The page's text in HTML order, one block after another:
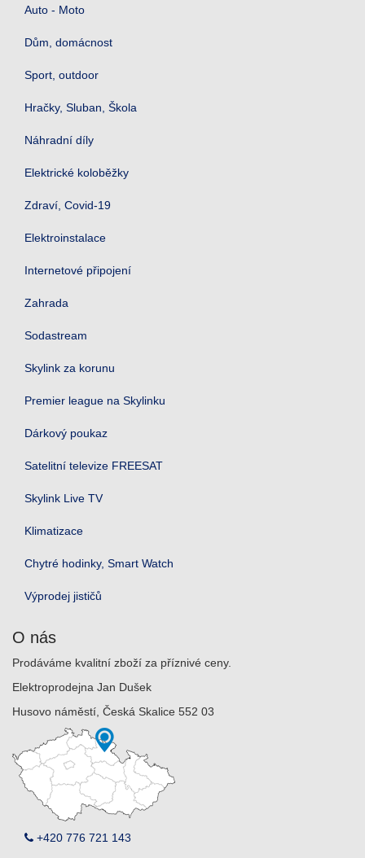
Auto - Moto
Dům, domácnost
Sport, outdoor
Hračky, Sluban, Škola
Náhradní díly
Elektrické koloběžky
Zdraví, Covid-19
Elektroinstalace
Internetové připojení
Zahrada
Sodastream
Skylink za korunu
Premier league na Skylinku
Dárkový poukaz
Satelitní televize FREESAT
Skylink Live TV
Klimatizace
Chytré hodinky, Smart Watch
Výprodej jističů
O nás
Prodáváme kvalitní zboží za příznivé ceny.
Elektroprodejna Jan Dušek
Husovo náměstí, Česká Skalice 552 03
+420 776 721 143